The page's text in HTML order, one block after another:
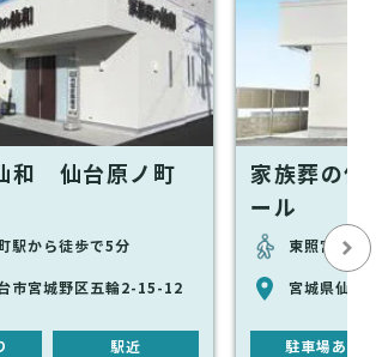
和 仙台原ノ町
駅から徒歩で5分
市宮城野区五輪2-15-12
駅近
家族葬の
ール
東照宮駅か
宮城県仙台
駐車場あり